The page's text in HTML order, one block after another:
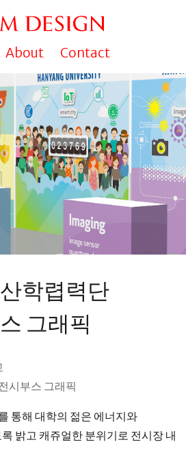
About Contact
학렵력단
그래픽
시부스 그래픽
통해 대학의 젊은 에너지와
밝고 캐쥬얼한 분위기로 전시장 내